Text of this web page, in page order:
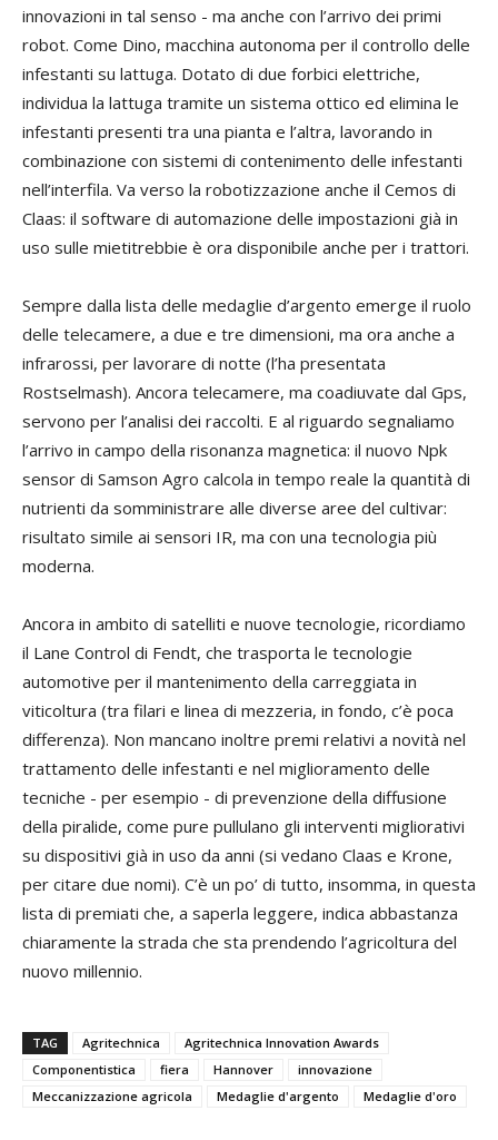
innovazioni in tal senso - ma anche con l’arrivo dei primi
robot. Come Dino, macchina autonoma per il controllo delle
infestanti su lattuga. Dotato di due forbici elettriche,
individua la lattuga tramite un sistema ottico ed elimina le
infestanti presenti tra una pianta e l’altra, lavorando in
combinazione con sistemi di contenimento delle infestanti
nell’interfila. Va verso la robotizzazione anche il Cemos di
Claas: il software di automazione delle impostazioni già in
uso sulle mietitrebbie è ora disponibile anche per i trattori.
Sempre dalla lista delle medaglie d’argento emerge il ruolo
delle telecamere, a due e tre dimensioni, ma ora anche a
infrarossi, per lavorare di notte (l’ha presentata
Rostselmash). Ancora telecamere, ma coadiuvate dal Gps,
servono per l’analisi dei raccolti. E al riguardo segnaliamo
l’arrivo in campo della risonanza magnetica: il nuovo Npk
sensor di Samson Agro calcola in tempo reale la quantità di
nutrienti da somministrare alle diverse aree del cultivar:
risultato simile ai sensori IR, ma con una tecnologia più
moderna.
Ancora in ambito di satelliti e nuove tecnologie, ricordiamo
il Lane Control di Fendt, che trasporta le tecnologie
automotive per il mantenimento della carreggiata in
viticoltura (tra filari e linea di mezzeria, in fondo, c’è poca
differenza). Non mancano inoltre premi relativi a novità nel
trattamento delle infestanti e nel miglioramento delle
tecniche - per esempio - di prevenzione della diffusione
della piralide, come pure pullulano gli interventi migliorativi
su dispositivi già in uso da anni (si vedano Claas e Krone,
per citare due nomi). C’è un po’ di tutto, insomma, in questa
lista di premiati che, a saperla leggere, indica abbastanza
chiaramente la strada che sta prendendo l’agricoltura del
nuovo millennio.
TAG Agritechnica
Agritechnica Innovation Awards
Componentistica
fiera Hannover
innovazione
Meccanizzazione agricola
Medaglie d'argento Medaglie d'oro